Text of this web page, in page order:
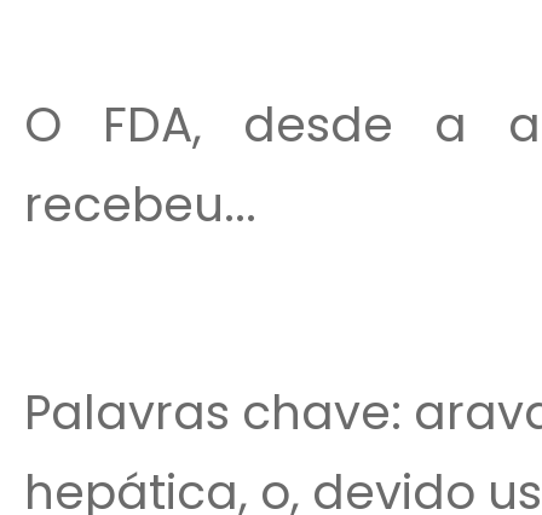
O FDA, desde a
recebeu...
Palavras chave:
hepática, o, devido